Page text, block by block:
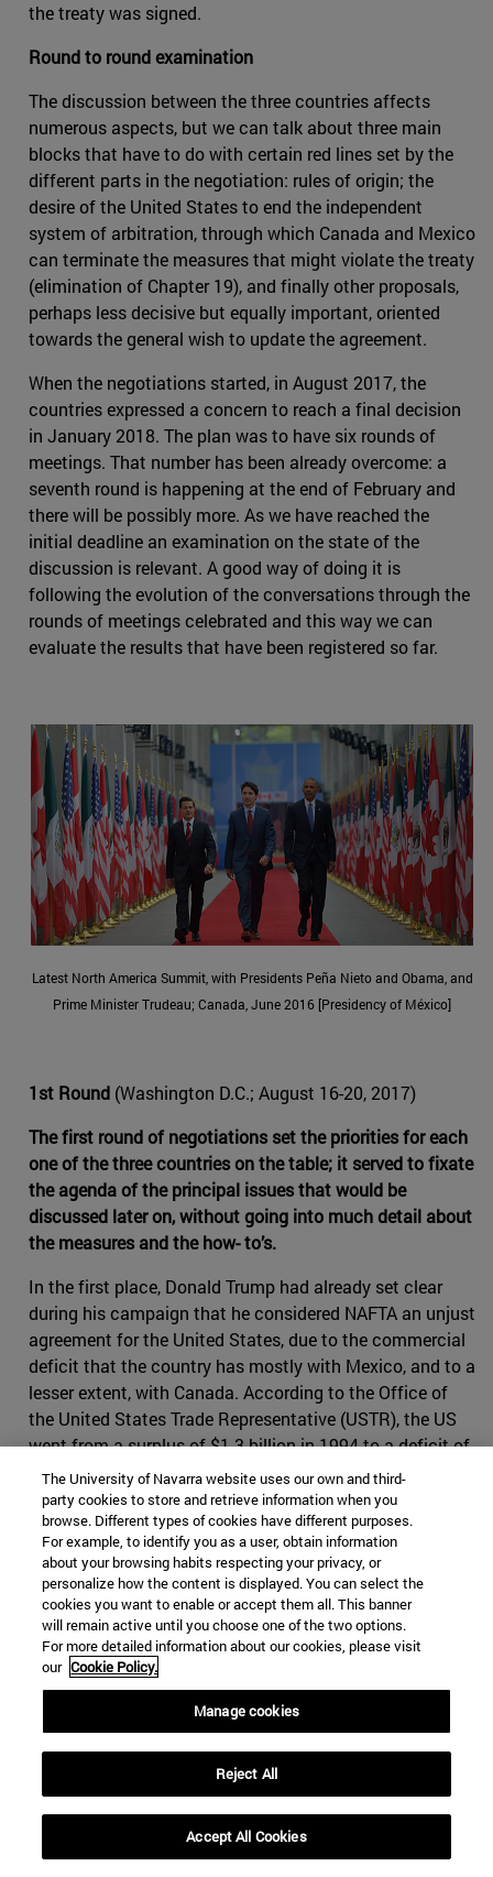
the treaty was signed.
Round to round examination
The discussion between the three countries affects
numerous aspects, but we can talk about three main
blocks that have to do with certain red lines set by the
different parts in the negotiation: rules of origin; the
desire of the United States to end the independent
system of arbitration, through which Canada and Mexico
can terminate the measures that might violate the treaty
(elimination of Chapter 19), and finally other proposals,
perhaps less decisive but equally important, oriented
towards the general wish to update the agreement.
When the negotiations started, in August 2017, the
countries expressed a concern to reach a final decision
in January 2018. The plan was to have six rounds of
meetings. That number has been already overcome: a
seventh round is happening at the end of February and
there will be possibly more. As we have reached the
initial deadline an examination on the state of the
discussion is relevant. A good way of doing it is
following the evolution of the conversations through the
rounds of meetings celebrated and this way we can
evaluate the results that have been registered so far.
Latest North America Summit, with Presidents Peña Nieto and Obama, and
Prime Minister Trudeau; Canada, June 2016 [Presidency of México]
1st Round (Washington D.C.; August 16-20, 2017)
The first round of negotiations set the priorities for each
one of the three countries on the table; it served to fixate
the agenda of the principal issues that would be
discussed later on, without going into much detail about
the measures and the how- to’s.
In the first place, Donald Trump had already set clear
during his campaign that he considered NAFTA an unjust
agreement for the United States, due to the commercial
deficit that the country has mostly with Mexico, and to a
lesser extent, with Canada. According to the Office of
the United States Trade Representative (USTR), the US
went from a surplus of $1.3 billion in 1994 to a deficit of
$64 billion in 2016. The major part of this deficit comes
from the automotive industry. For the new
administration, this puts in doubt that the treaty may
have beneficial effects on American economy.Mexico,
less predisposed to introduce important changes, insists
that NAFTA has been good for all parties involved.
Another topic that was noted was Mexico’s salary gap
against the US and Canada. Mexico defends that,
despite having one of the lowest minimum wages in
South America, and having had their medium wage
stuck during the two past decades, this shouldn't be
taken into account in the negotiations, for it is estimates
commercial partners. On the contrary, for the US and
Canada, this remains a matter of concern; both
The University of Navarra website uses our own and third-
party cookies to store and retrieve information when you
browse. Different types of cookies have different purposes.
For example, to identify you as a user, obtain information
about your browsing habits respecting your privacy, or
personalize how the content is displayed. You can select the
cookies you want to enable or accept them all. This banner
will remain active until you choose one of the two options.
For more detailed information about our cookies, please visit
our Cookie Policy.
Manage cookies
Reject All
Accept All Cookies